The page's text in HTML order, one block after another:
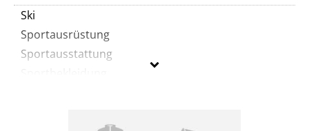
Ski
Sportausrüstung
Sportausstattung